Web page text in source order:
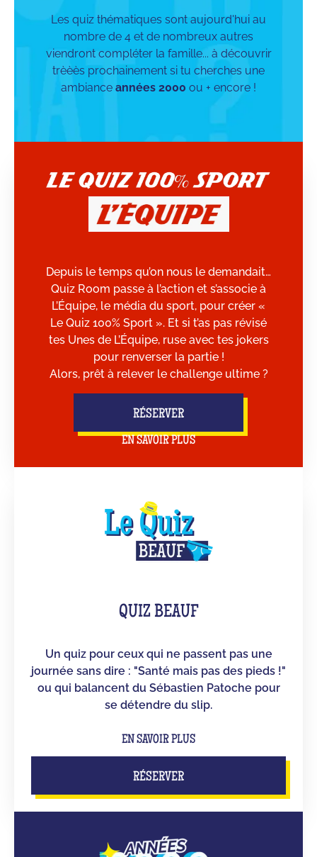
Les quiz thématiques sont aujourd'hui au
nombre de 4 et de nombreux autres
viendront compléter la famille... à découvrir
trèèès prochainement si tu cherches une
ambiance années 2000 ou + encore !
Depuis le temps qu’on nous le demandait…
Quiz Room passe à l’action et s’associe à
L’Équipe, le média du sport, pour créer «
Le Quiz 100% Sport ». Et si t’as pas révisé
tes Unes de L’Équipe, ruse avec tes jokers
pour renverser la partie !
Alors, prêt à relever le challenge ultime ?
RÉSERVER
EN SAVOIR PLUS
QUIZ BEAUF
Un quiz pour ceux qui ne passent pas une
journée sans dire : "Santé mais pas des pieds !"
ou qui balancent du Sébastien Patoche pour
se détendre du slip.
EN SAVOIR PLUS
RÉSERVER